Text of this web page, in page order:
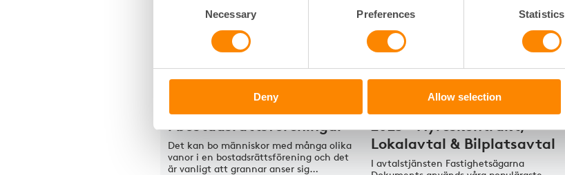
Necessary Preferences Statistics
Deny Allow selection
Störningar bland grannar
i bostadsrättsföreningar
Det kan bo människor med många olika
vanor i en bostadsrättsförening och det
är vanligt att grannar anser sig…
2025 – Hyreskontrakt,
Lokalavtal & Bilplatsavtal
I avtalstjänsten Fastighetsägarna